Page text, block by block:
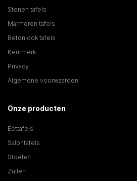
Stenen tafels
Marmeren tafels
Betonlook tafels
Keurmerk
Privacy
Algemene voorwaarden
Onze producten
Eettafels
Salontafels
Stoelen
Zuilen